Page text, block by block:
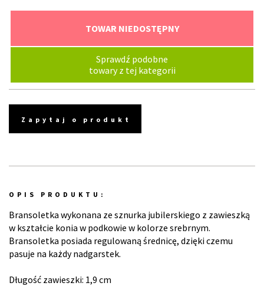
TOWAR NIEDOSTĘPNY
Sprawdź podobne
towary z tej kategorii
Zapytaj o produkt
OPIS PRODUKTU:
Bransoletka wykonana ze sznurka jubilerskiego z zawieszką
w kształcie konia w podkowie w kolorze srebrnym.
Bransoletka posiada regulowaną średnicę, dzięki czemu
pasuje na każdy nadgarstek.
Długość zawieszki: 1,9 cm